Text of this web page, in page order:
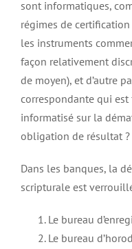
sont informatiques,
régimes de
les instruments
façon relativement
de moyen), et d’autre
correspondante qui
informatisé sur la
obligation de résultat ?
Dans les banques, la
scripturale est
Le bureau
Le bureau